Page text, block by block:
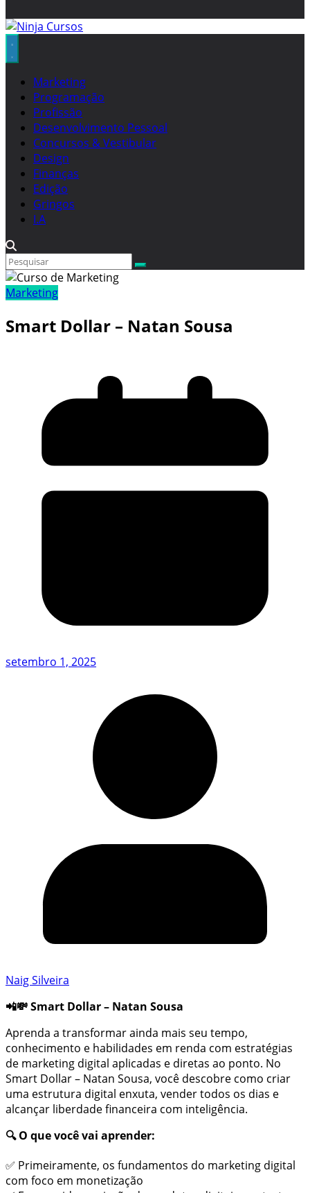
Marketing
Programação
Profissão
Desenvolvimento Pessoal
Concursos & Vestibular
Design
Finanças
Edição
Gringos
I.A
Marketing
Smart Dollar – Natan Sousa
setembro 1, 2025
Naig Silveira
📲💸 Smart Dollar – Natan Sousa
Aprenda a transformar ainda mais seu tempo,
conhecimento e habilidades em renda com estratégias
de marketing digital aplicadas e diretas ao ponto. No
Smart Dollar – Natan Sousa, você descobre como criar
uma estrutura digital enxuta, vender todos os dias e
alcançar liberdade financeira com inteligência.
🔍 O que você vai aprender:
✅ Primeiramente, os fundamentos do marketing digital
com foco em monetização